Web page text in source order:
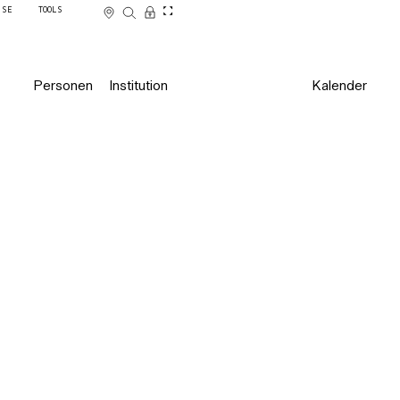
TOOLS
Personen Institution Kalender